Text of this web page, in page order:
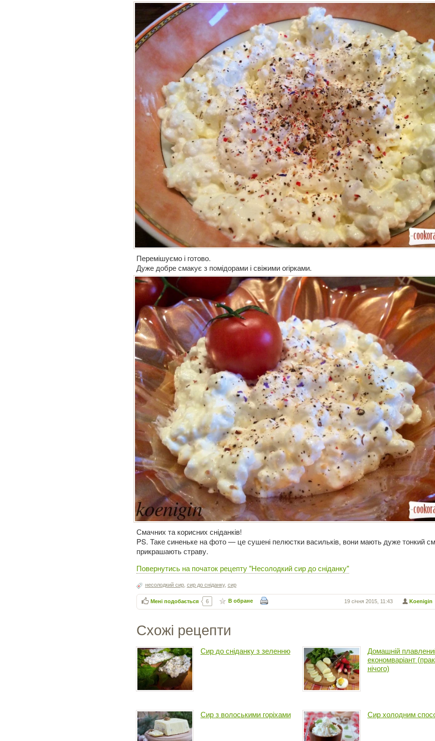
Перемішуємо і готово.
Дуже добре смакує з помідорами і свіжими огірками.
Смачних та корисних сніданків!
PS. Таке синеньке на фото — це сушені пелюстки васильків, вони мають дуже тонкий
прикрашають страву.
Повернутись на початок рецепту "Несолодкий сир до сніданку"
несолодкий сир, сир до сніданку, сир
Koenigin
19 січня 2015, 11:43
Мені подобається 6 В обране
Схожі рецепти
Сир до сніданку з зеленню
Домашній
економваріант
нічого)
Сир з волоськими горіхами Сир холодним